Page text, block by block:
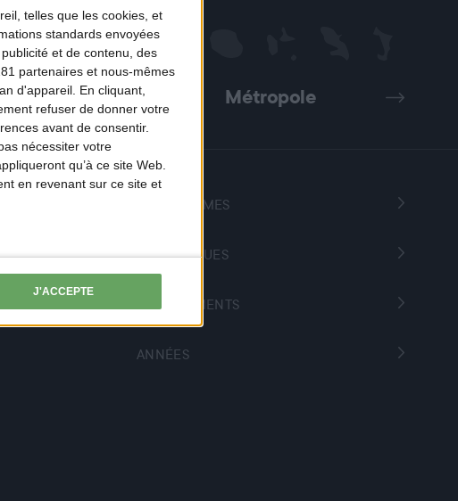
telles que les cookies, et
standards envoyées
et de contenu, des
partenaires et nous-mêmes
d'appareil. En cliquant,
refuser de donner votre
avant de consentir.
nécessiter votre
qu’à ce site Web.
en revenant sur ce site et
J'ACCEPTE
Précédent Métropole Suivant
PROGRAMMES
THÉMATIQUES
DÉPARTEMENTS
ANNÉES